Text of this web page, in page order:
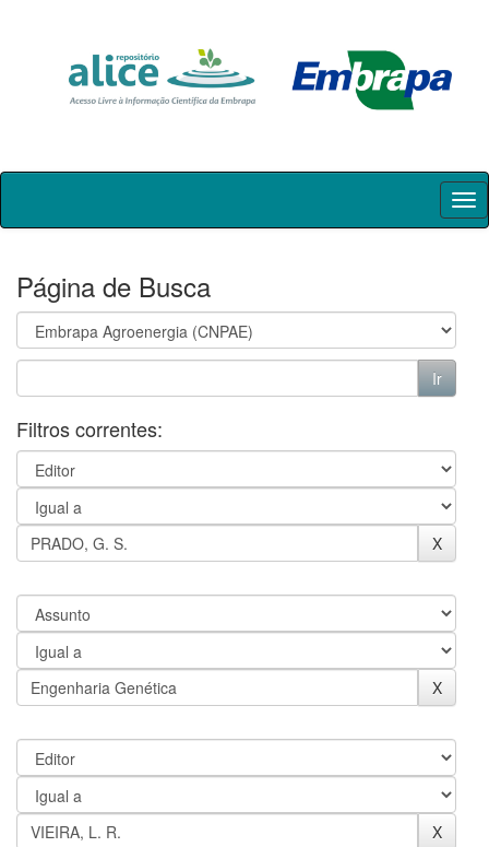
Skip
Página de Busca
Filtros correntes: